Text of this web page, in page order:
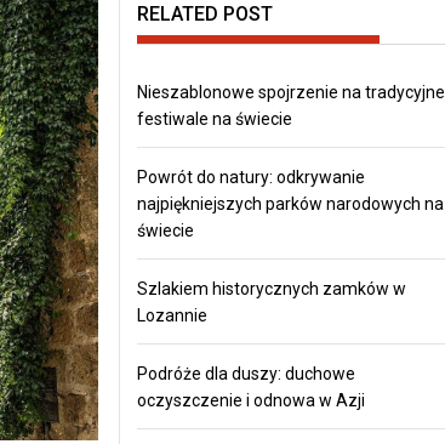
RELATED POST
Nieszablonowe spojrzenie na tradycyjne
festiwale na świecie
Powrót do natury: odkrywanie
najpiękniejszych parków narodowych na
świecie
Szlakiem historycznych zamków w
Lozannie
Podróże dla duszy: duchowe
oczyszczenie i odnowa w Azji